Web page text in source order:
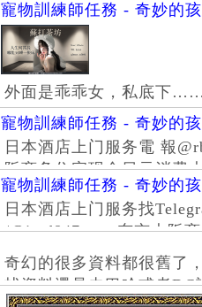
寵物訓練師任務 - 奇妙的
外面是乖乖女，私底下
寵物訓練師任務 - 奇妙的
日本酒店上门服务電 報
阪商务住宅现金日元消费
京风俗 #大阪风俗 #东京
上门服务新宿风俗 #梅田
#日本萝莉 #大阪萝莉 #日
寵物訓練師任務 - 奇妙的
日本酒店上门服务找
/@jptd847utpp 东京大阪
京旅游 #大阪旅游 #东京
东京上门服务 #大阪上门
心斋桥风俗 #日本女孩 #
奇幻的很多資料都很舊了
找資料還是去巴哈或者